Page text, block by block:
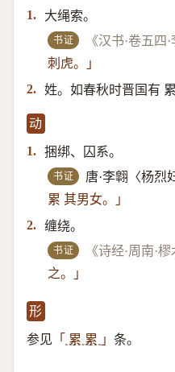
1.
大绳索。
书证 《汉书·卷五四·
刺虎。」
2. 姓。如春秋时晋国有 累
动
1. 捆绑、囚系。
书证 唐·李翶〈杨烈
累 其男女。」
2. 缠绕。
书证 《诗经·周南·樛
之。」
形
参见 「 累 累 」 条。